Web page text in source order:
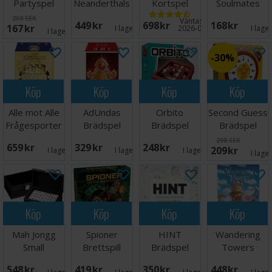
Partyspel
238 SEK
167 SEK I lager: 1
Neanderthals
Ed.
449 SEK I lager: 6
Kortspel
698 SEK Väntas in:
2026-09-30
Soulmates
168 SEK I
Köp
Alle mot Alle
Frågesporter
659 SEK I lager: 1
Köp
AdUndas
Brädspel
329 SEK I lager: 1
Köp
Orbito
Brädspel
248 SEK I lager: 1
Köp
30%
Second Guess
Brädspel
298 SEK
209 SEK I
Köp
Mah Jongg
Small
Köp
Spioner
Brettspill
Köp
HINT
Brädspel
Köp
Wandering
Towers